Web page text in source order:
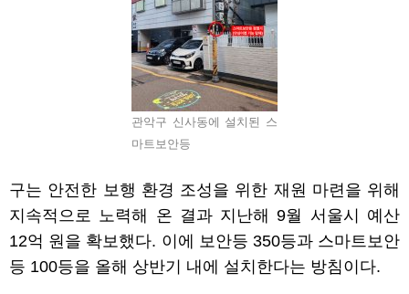
관악구 신사동에 설치된 스
마트보안등
구는 안전한 보행 환경 조성을 위한 재원 마련을 위해
지속적으로 노력해 온 결과 지난해9월 서울시 예산
12억 원을 확보했다. 이에 보안등 350등과 스마트보안
등 100등을 올해 상반기 내에 설치한다는 방침이다.